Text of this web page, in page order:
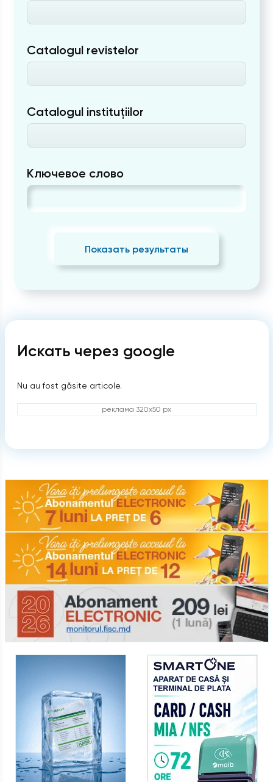
Catalogul revistelor
Catalogul instituțiilor
Ключевое слово
Показать результаты
Искать через google
Nu au fost găsite articole.
реклама 320x50 px